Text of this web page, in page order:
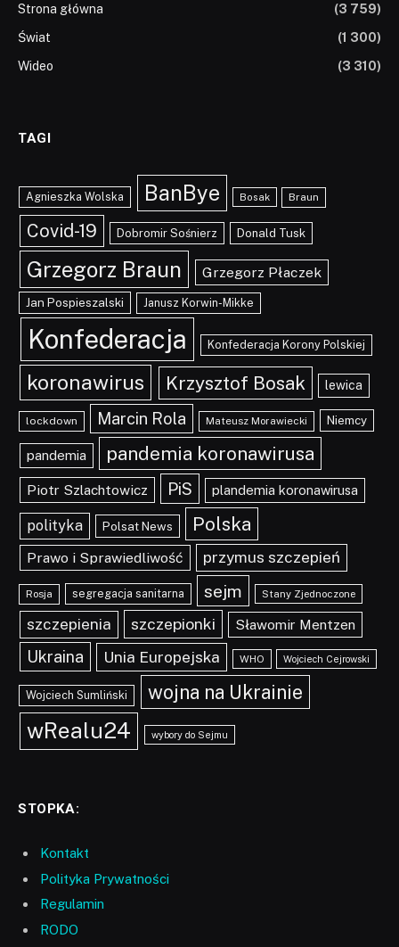
Strona główna
(3 759)
Świat
(1 300)
Wideo
(3 310)
TAGI
Agnieszka Wolska BanBye Bosak Braun
Covid-19 Dobromir Sośnierz Donald Tusk
Grzegorz Braun Grzegorz Płaczek
Jan Pospieszalski Janusz Korwin-Mikke
Konfederacja Konfederacja Korony Polskiej
koronawirus Krzysztof Bosak lewica
lockdown Marcin Rola Mateusz Morawiecki Niemcy
pandemia pandemia koronawirusa
Piotr Szlachtowicz PiS plandemia koronawirusa
polityka Polsat News Polska
Prawo i Sprawiedliwość przymus szczepień
Rosja segregacja sanitarna sejm Stany Zjednoczone
szczepienia szczepionki Sławomir Mentzen
Ukraina Unia Europejska WHO Wojciech Cejrowski
Wojciech Sumliński wojna na Ukrainie
wRealu24 wybory do Sejmu
STOPKA:
Kontakt
Polityka Prywatności
Regulamin
RODO